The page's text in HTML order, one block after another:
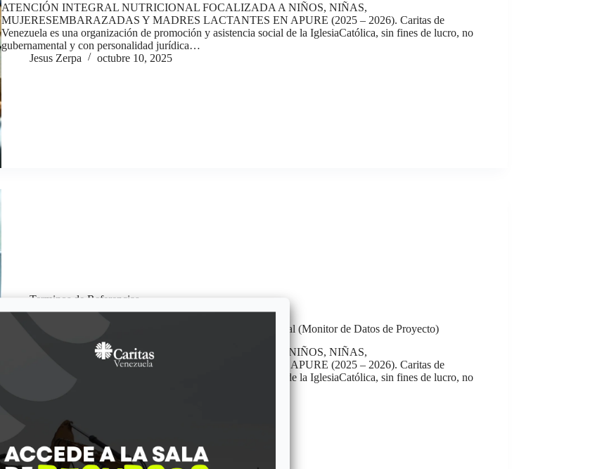
ATENCIÓN INTEGRAL NUTRICIONAL FOCALIZADA A NIÑOS, NIÑAS,
MUJERESEMBARAZADAS Y MADRES LACTANTES EN APURE (2025 – 2026). Caritas de
Venezuela es una organización de promoción y asistencia social de la IglesiaCatólica, sin fines de lucro, no
gubernamental y con personalidad jurídica…
Jesus Zerpa
octubre 10, 2025
Terminos de Referencias
Términos de Referencia – Atención Integral Nutricional (Monitor de Datos de Proyecto)
ATENCIÓN INTEGRAL NUTRICIONAL FOCALIZADA A NIÑOS, NIÑAS,
MUJERESEMBARAZADAS Y MADRES LACTANTES EN APURE (2025 – 2026). Caritas de
Venezuela es una organización de promoción y asistencia social de la IglesiaCatólica, sin fines de lucro, no